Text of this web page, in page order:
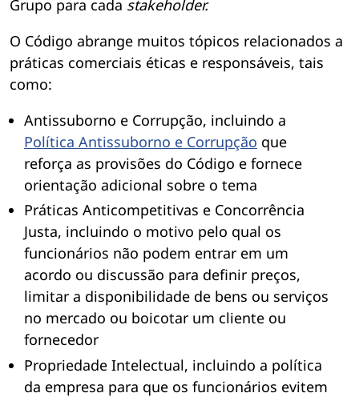
Grupo para cada stakeholder.
O Código abrange muitos tópicos relacionados a
práticas comerciais éticas e responsáveis, tais
como:
Antissuborno e Corrupção, incluindo a
Política Antissuborno e Corrupção que
reforça as provisões do Código e fornece
orientação adicional sobre o tema
Práticas Anticompetitivas e Concorrência
Justa, incluindo o motivo pelo qual os
funcionários não podem entrar em um
acordo ou discussão para definir preços,
limitar a disponibilidade de bens ou serviços
no mercado ou boicotar um cliente ou
fornecedor
Propriedade Intelectual, incluindo a política
da empresa para que os funcionários evitem